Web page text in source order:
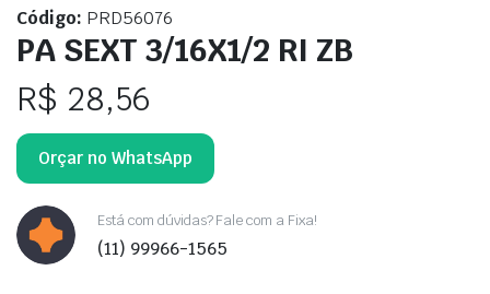
Código: PRD56076
PA SEXT 3/16X1/2 RI ZB
R$ 28,56
Orçar no WhatsApp
Está com dúvidas? Fale com a Fixa!
(11) 99966-1565